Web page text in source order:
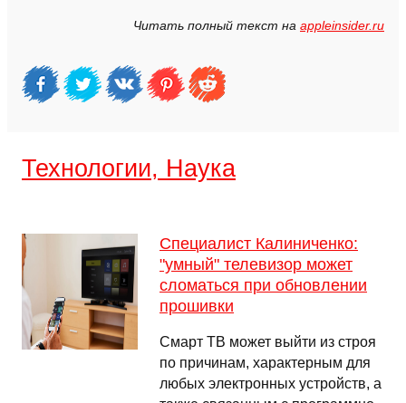
Читать полный текст на appleinsider.ru
Технологии, Наука
Специалист Калиниченко:
"умный" телевизор может
сломаться при обновлении
прошивки
Смарт ТВ может выйти из строя
по причинам, характерным для
любых электронных устройств, а